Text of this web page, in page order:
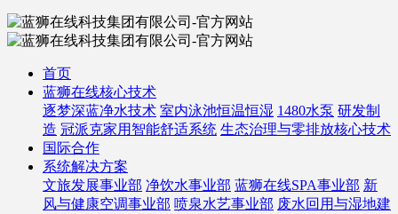
首页
蓝狮在线核心技术
逐梦深蓝净水技术 室内泳池恒温恒湿 1480水泵 研发制
造 冠派克家用智能舒适系统 生态治理与零排放核心技术
国际合作
系统解决方案
文旅发展事业部 净饮水事业部 蓝狮在线SPA事业部 新
风与健康空调事业部 喷泉水艺事业部 废水回用与湿地建